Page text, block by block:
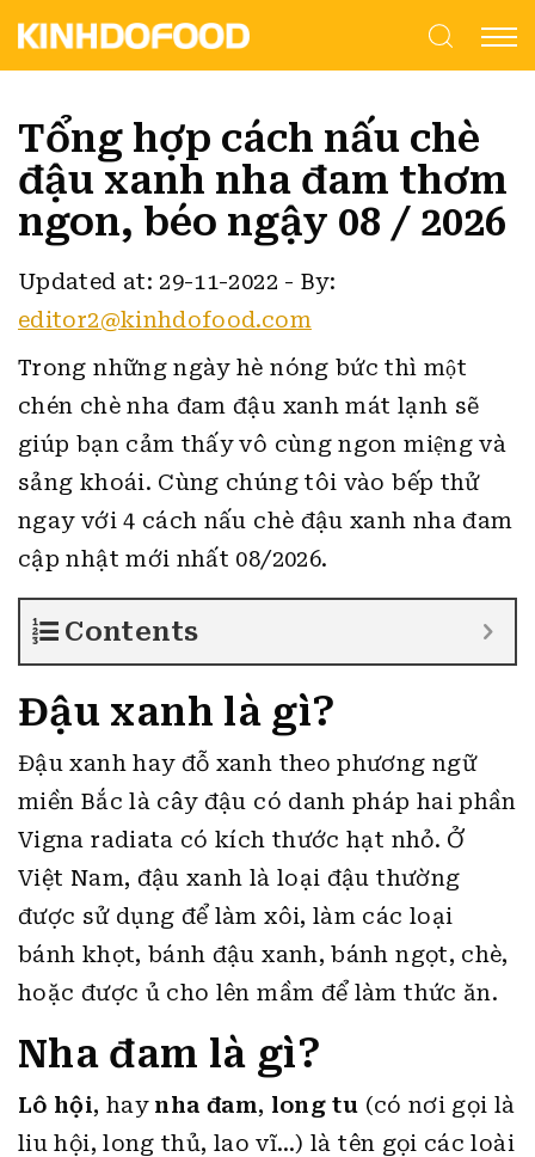
Tổng hợp cách nấu chè
đậu xanh nha đam thơm
ngon, béo ngậy 08 / 2026
Updated at: 29-11-2022 -By:
editor2@kinhdofood.com
Trong những ngày hè nóng bức thì một
chén chè nha đam đậu xanh mát lạnh sẽ
giúp bạn cảm thấy vô cùng ngon miệng và
sảng khoái. Cùng chúng tôi vào bếp thử
ngay với 4 cách nấu chè đậu xanh nha đam
cập nhật mới nhất 08/2026.
Contents
Đậu xanh là gì?
Đậu xanh hay đỗ xanh theo phương ngữ
miền Bắc là cây đậu có danh pháp hai phần
Vigna radiata có kích thước hạt nhỏ. Ở
Việt Nam, đậu xanh là loại đậu thường
được sử dụng để làm xôi, làm các loại
bánh khọt, bánh đậu xanh, bánh ngọt, chè,
hoặc được ủ cho lên mầm để làm thức ăn.
Nha đam là gì?
Lô hội, hay nha đam, long tu (có nơi gọi là
liu hội, long thủ, lao vĩ…) là tên gọi các loài